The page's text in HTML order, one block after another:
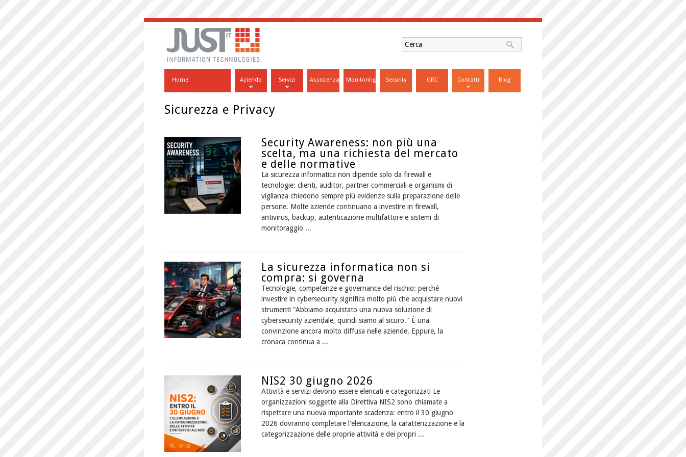
Home Azienda Servizi Assistenza Monitoring Security GRC Contatti Blog
Sicurezza e Privacy
Security Awareness: non più una
scelta, ma una richiesta del mercato
e delle normative
La sicurezza informatica non dipende solo da firewall e
tecnologie: clienti, auditor, partner commerciali e organismi di
vigilanza chiedono sempre più evidenze sulla preparazione delle
persone. Molte aziende continuano a investire in firewall,
antivirus, backup, autenticazione multifattore e sistemi di
monitoraggio ...
La sicurezza informatica non si
compra: si governa
Tecnologie, competenze e governance del rischio: perché
investire in cybersecurity significa molto più che acquistare nuovi
strumenti "Abbiamo acquistato una nuova soluzione di
cybersecurity aziendale, quindi siamo al sicuro." È una
convinzione ancora molto diffusa nelle aziende. Eppure, la
cronaca continua a ...
NIS2 30 giugno 2026
Attività e servizi devono essere elencati e categorizzati Le
organizzazioni soggette alla Direttiva NIS2 sono chiamate a
rispettare una nuova importante scadenza: entro il 30 giugno
2026 dovranno completare l'elencazione, la caratterizzazione e la
categorizzazione delle proprie attività e dei propri ...